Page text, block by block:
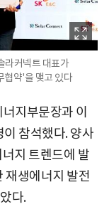
라커넥트 대표가
협약'을 맺고 있다
지부문장과 이
참석했다. 양사
지 트렌드에 발
재생에너지 발전
다.